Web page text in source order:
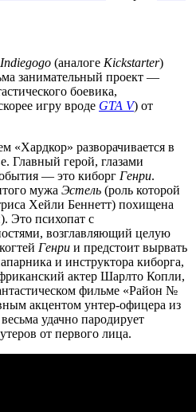
Indiegogo (аналоге Kickstarter)
занимательный проект —
боевика,
игру вроде GTA V) от
«Хардкор» разворачивается в
Главный герой, глазами
— это киборг Генри.
мужа Эстель (роль которой
Хейли Беннетт) похищена
Это психопат с
возглавляющий целую
Генри и предстоит вырвать
и инструктора киборга,
актер Шарлто Копли,
фильме «Район №
акцентом унтер-офицера из
удачно пародирует
от первого лица.